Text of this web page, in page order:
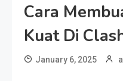
Cara
Kuat Di
January 6, 2025